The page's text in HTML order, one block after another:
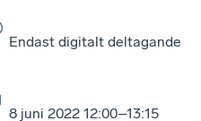
Endast digitalt deltagande
8 juni 2022 12:00–13:15